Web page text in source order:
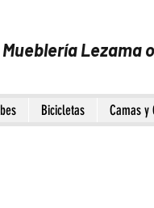
Mueblería Lezama
Bicicletas Camas y